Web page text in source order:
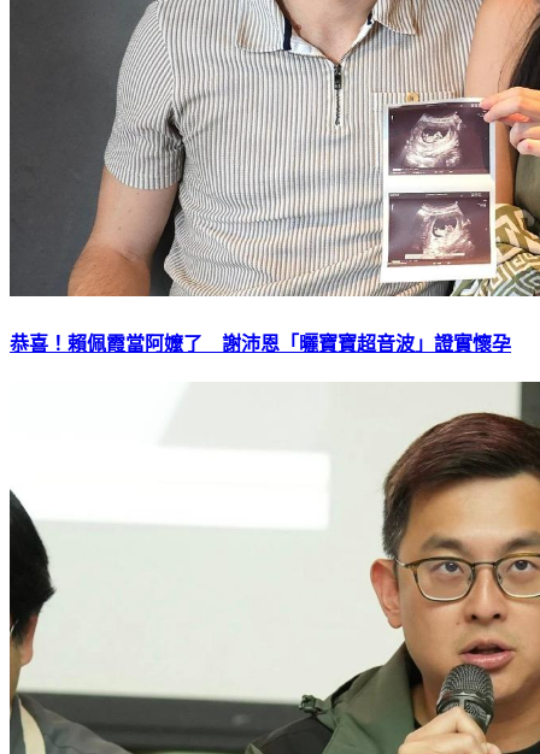
恭喜！賴佩霞當阿嬤了 謝沛恩「曬寶寶超音波」證實懷孕